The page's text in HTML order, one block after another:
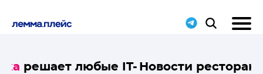
Новости ресторанного мира, свежие